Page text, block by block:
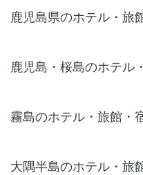
鹿児島県のホテル・旅
鹿児島・桜島のホテル
霧島のホテル・旅館・
大隅半島のホテル・旅